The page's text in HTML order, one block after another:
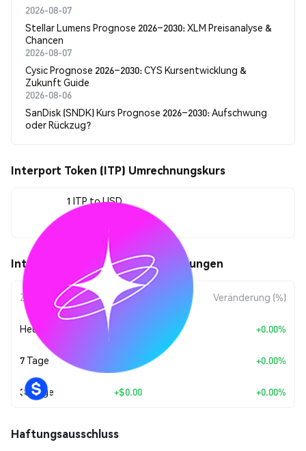
2026-08-07
Stellar Lumens Prognose 2026–2030: XLM Preisanalyse &
Chancen
2026-08-07
Cysic Prognose 2026–2030: CYS Kursentwicklung &
Zukunft Guide
2026-08-06
SanDisk (SNDK) Kurs Prognose 2026–2030: Aufschwung
oder Rückzug?
Interport Token (ITP) Umrechnungskurs
1 ITP to USD
Interport Token (ITP) Kursbewegungen
Zeitraum Betragsänderung Veränderung (%)
Heute +0.00%
7 Tage +0.00%
30 Tage +$0.00 +0.00%
Haftungsausschluss